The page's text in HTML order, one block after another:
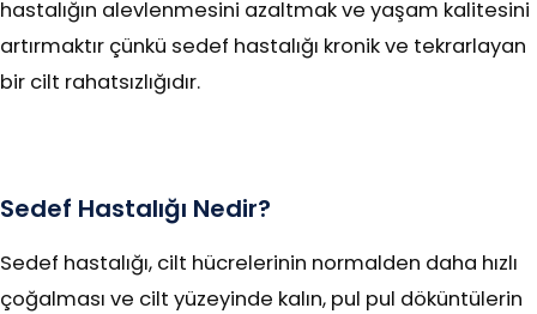
hastalığın alevlenmesini azaltmak ve yaşam kalitesini
artırmaktır çünkü sedef hastalığı kronik ve tekrarlayan
bir cilt rahatsızlığıdır.
Sedef Hastalığı Nedir?
Sedef hastalığı, cilt hücrelerinin normalden daha hızlı
çoğalması ve cilt yüzeyinde kalın, pul pul döküntülerin